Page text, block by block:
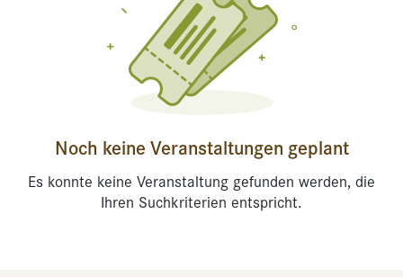
Noch keine Veranstaltungen geplant
Es konnte keine Veranstaltung gefunden werden, die
Ihren Suchkriterien entspricht.